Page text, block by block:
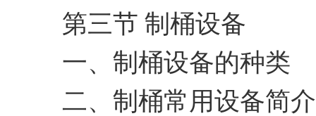
第三节 制桶设备
一、制桶设备的种类
二、制桶常用设备简介